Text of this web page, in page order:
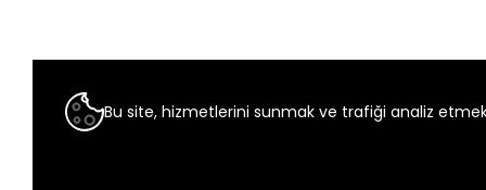
Bu site, hizmetlerini sunmak ve trafiği analiz